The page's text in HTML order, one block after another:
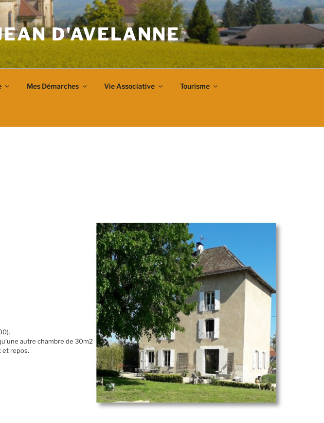
D'AVELANNE
Mes Démarches Vie Associative Tourisme
autre chambre de 30m2
et repos.